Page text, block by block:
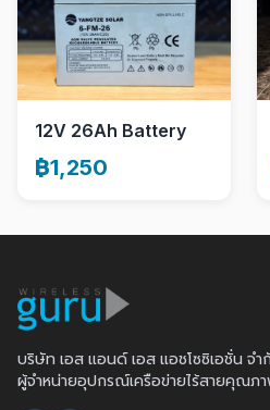
12V 26Ah Battery
฿1,250
บริษัท เอส แอนด์ เอส แอชโซซิเอชั่น จำ
ผู้จำหน่ายอุปกรณ์เครือข่ายไร้สายคุณภ